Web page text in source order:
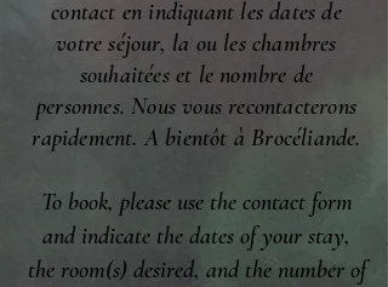
contact en indiquant les dates de
votre séjour, la ou les chambres
souhaitées et le nombre de
personnes.Nous vous recontacterons
rapidement. A bientôt à Brocéliande.
To book, please use the contact form
and indicate the dates of your stay,
the room(s) desired, and the number of